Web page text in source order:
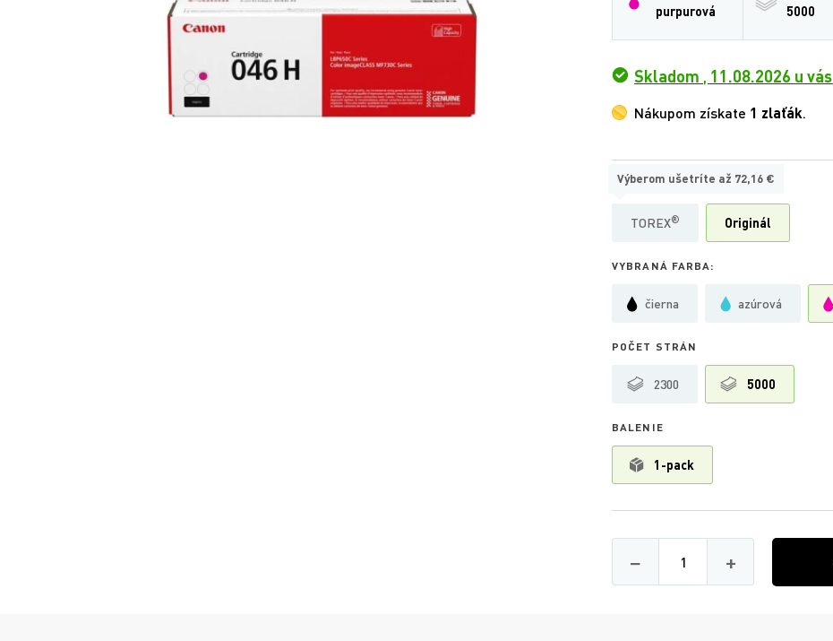
purpurová
5000
Skladom , 11.08.2026 u vás
Nákupom získate 1 zlaťák.
TYP:
TOREX®
Výberom ušetríte až 72,16 €
Originál
VYBRANÁ FARBA:
čierna azúrová
POČET STRÁN
2300 5000
BALENIE
1-pack
−
Množství
+